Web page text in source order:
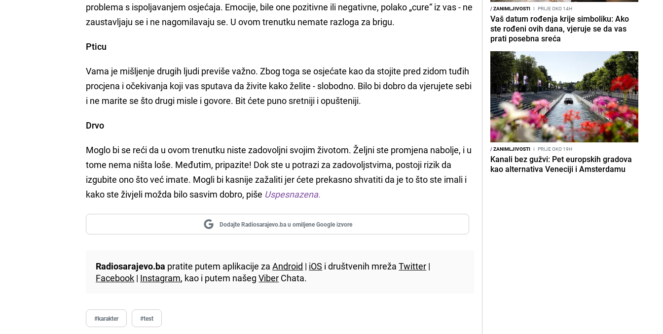
problema s ispoljavanjem osjećaja. Emocije, bile one pozitivne ili negativne, polako „cure“ iz vas - ne
zaustavljaju se i ne nagomilavaju se. U ovom trenutku nemate razloga za brigu.
Pticu
Vama je mišljenje drugih ljudi previše važno. Zbog toga se osjećate kao da stojite pred zidom tuđih
procjena i očekivanja koji vas sputava da živite kako želite - slobodno. Bilo bi dobro da vjerujete sebi
i ne marite se što drugi misle i govore. Bit ćete puno sretniji i opušteniji.
Drvo
Moglo bi se reći da u ovom trenutku niste zadovoljni svojim životom. Željni ste promjena nabolje, i u
tome nema ništa loše. Međutim, pripazite! Dok ste u potrazi za zadovoljstvima, postoji rizik da
izgubite ono što već imate. Mogli bi kasnije zažaliti jer ćete prekasno shvatiti da je to što ste imali i
kako ste živjeli možda bilo sasvim dobro, piše Uspesnazena.
Dodajte Radiosarajevo.ba u omiljene Google izvore
Radiosarajevo.ba pratite putem aplikacije zaAndroid | iOS i društvenih mrežaTwitter |
Facebook | Instagram, kao i putem našegViber Chata.
#karakter #test
/ZANIMLJIVOSTI I PRIJE OKO 14H
Vaš datum rođenja krije simboliku: Ako
ste rođeni ovih dana, vjeruje se da vas
prati posebna sreća
/ZANIMLJIVOSTI I PRIJE OKO 19H
Kanali bez gužvi: Pet europskih gradova
kao alternativa Veneciji i Amsterdamu